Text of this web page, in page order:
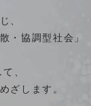
、
・協調型社会」
、
ざします。